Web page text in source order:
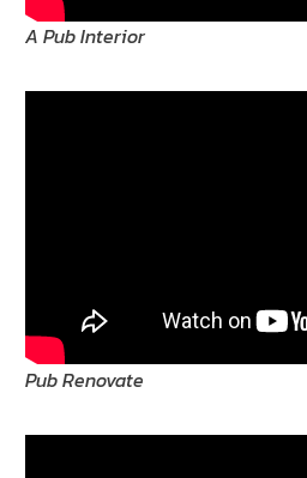
A Pub Interior
Pub Renovate